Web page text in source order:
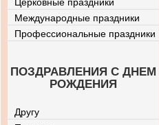
Международные праздники
Профессиональные праздники
ПОЗДРАВЛЕНИЯ С ДНЕМ
РОЖДЕНИЯ
Другу